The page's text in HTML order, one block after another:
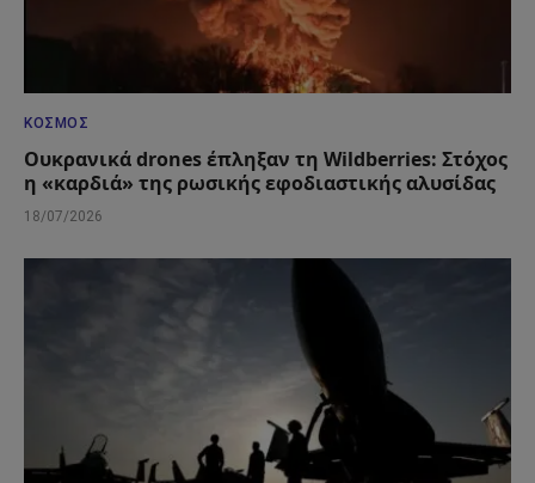
ΚΌΣΜΟΣ
Ουκρανικά drones έπληξαν τη Wildberries: Στόχος
η «καρδιά» της ρωσικής εφοδιαστικής αλυσίδας
18/07/2026